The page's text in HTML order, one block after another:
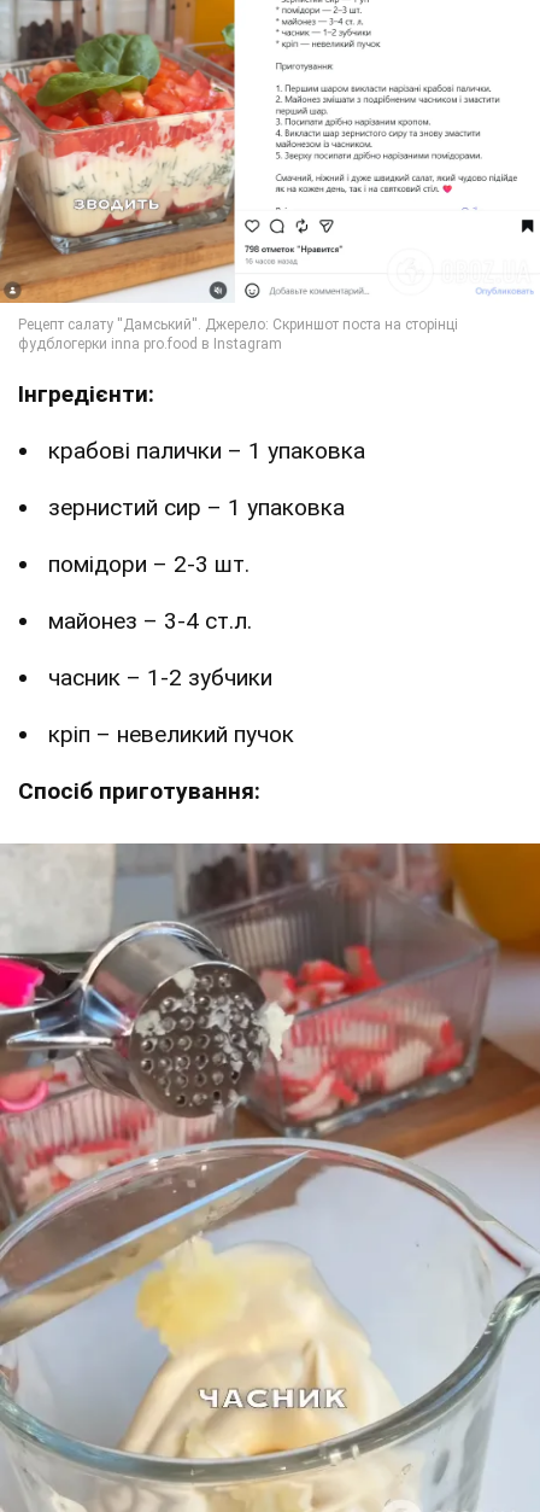
Інгредієнти:
крабові палички – 1 упаковка
зернистий сир – 1 упаковка
помідори – 2-3 шт.
майонез – 3-4 ст.л.
часник – 1-2 зубчики
кріп – невеликий пучок
Спосіб приготування: